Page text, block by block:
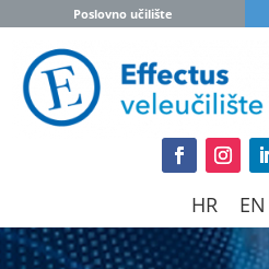
Poslovno učilište
HR EN